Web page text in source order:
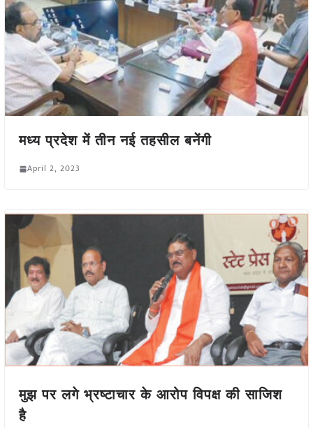
मध्य प्रदेश में तीन नई तहसील बनेंगी
April 2, 2023
मुझ पर लगे भ्रष्टाचार के आरोप विपक्ष की साजिश
है